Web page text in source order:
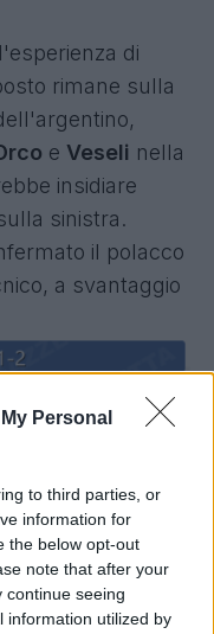
Personal
to third parties, or
information for
the below opt-out
note that after your
continue seeing
information utilized by
di
rimane sulla
e Veseli nella
insidiare
sinistra.
il polacco
a svantaggio